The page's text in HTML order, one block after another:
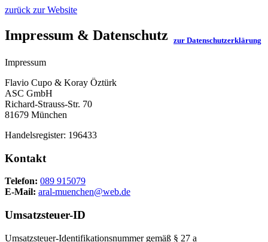
zurück zur Website
Impressum & Datenschutz zur Datenschutzerklärung
Impressum
Flavio Cupo & Koray Öztürk
ASC GmbH
Richard-Strauss-Str. 70
81679 München
Handelsregister: 196433
Kontakt
Telefon: 089 915079
E-Mail: aral-muenchen@web.de
Umsatzsteuer-ID
Umsatzsteuer-Identifikationsnummer gemäß § 27 a